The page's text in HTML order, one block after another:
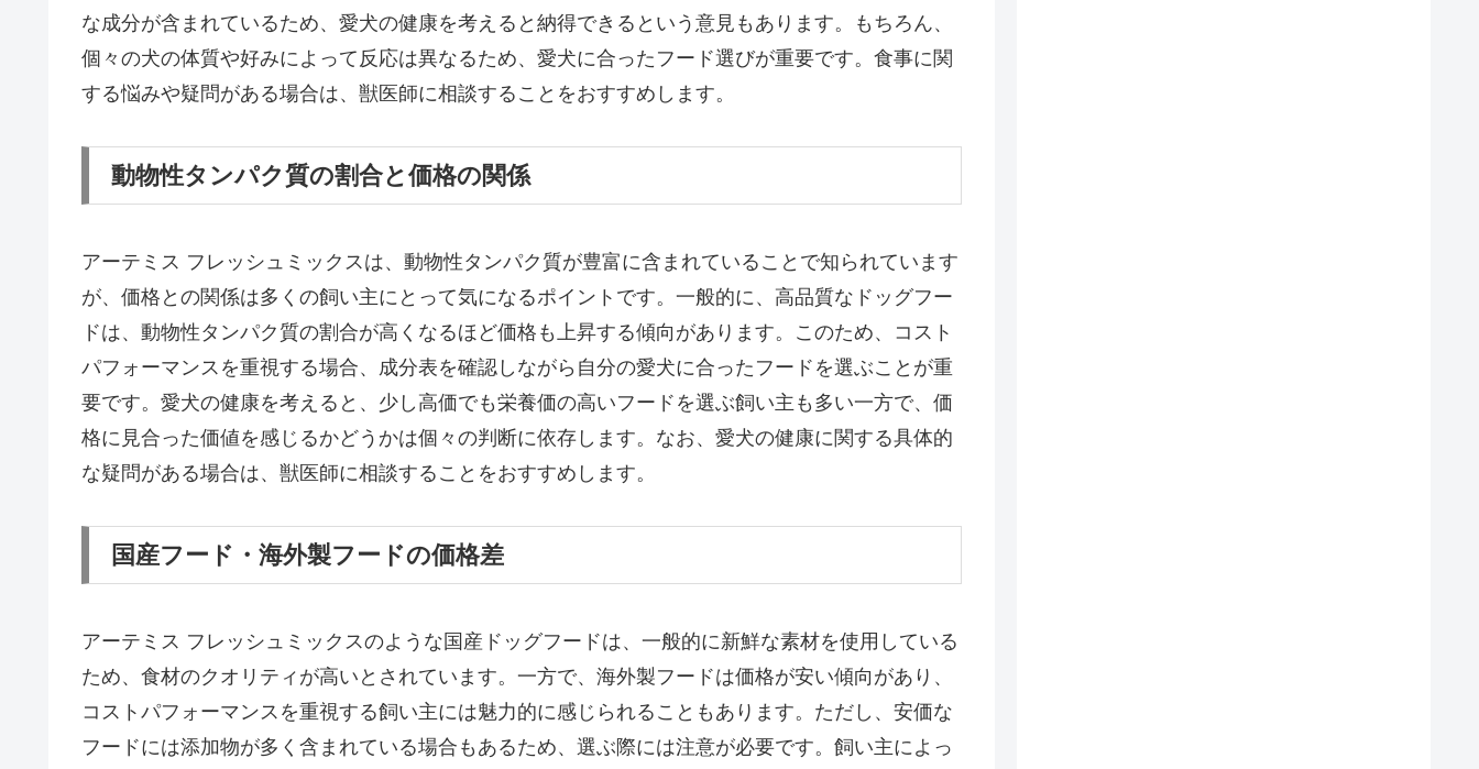
な成分が含まれているため、愛犬の健康を考えると納得できるという意見もあります。もちろん、
個々の犬の体質や好みによって反応は異なるため、愛犬に合ったフード選びが重要です。食事に関
する悩みや疑問がある場合は、獣医師に相談することをおすすめします。
動物性タンパク質の割合と価格の関係
アーテミス フレッシュミックスは、動物性タンパク質が豊富に含まれていることで知られています
が、価格との関係は多くの飼い主にとって気になるポイントです。一般的に、高品質なドッグフー
ドは、動物性タンパク質の割合が高くなるほど価格も上昇する傾向があります。このため、コスト
パフォーマンスを重視する場合、成分表を確認しながら自分の愛犬に合ったフードを選ぶことが重
要です。愛犬の健康を考えると、少し高価でも栄養価の高いフードを選ぶ飼い主も多い一方で、価
格に見合った価値を感じるかどうかは個々の判断に依存します。なお、愛犬の健康に関する具体的
な疑問がある場合は、獣医師に相談することをおすすめします。
国産フード・海外製フードの価格差
アーテミス フレッシュミックスのような国産ドッグフードは、一般的に新鮮な素材を使用している
ため、食材のクオリティが高いとされています。一方で、海外製フードは価格が安い傾向があり、
コストパフォーマンスを重視する飼い主には魅力的に感じられることもあります。ただし、安価な
フードには添加物が多く含まれている場合もあるため、選ぶ際には注意が必要です。飼い主によっ